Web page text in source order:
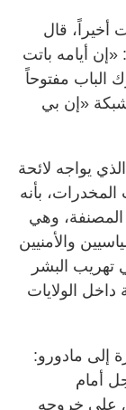
أخيراً، قال
أيامه باتت
الباب مفتوحاً
شبكة «إن بي
يواجه لائحة
بتهمة تهريب المخدرات، بأنه
وهي
والأمنيين
تهريب البشر
الولايات
إلى مادورو:
أمام
على خروجه